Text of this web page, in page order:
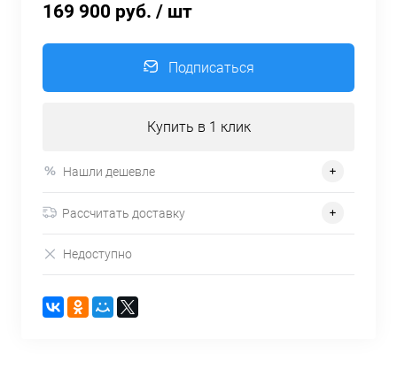
169 900 руб. / шт
Подписаться
Купить в 1 клик
Нашли дешевле
Рассчитать доставку
Недоступно